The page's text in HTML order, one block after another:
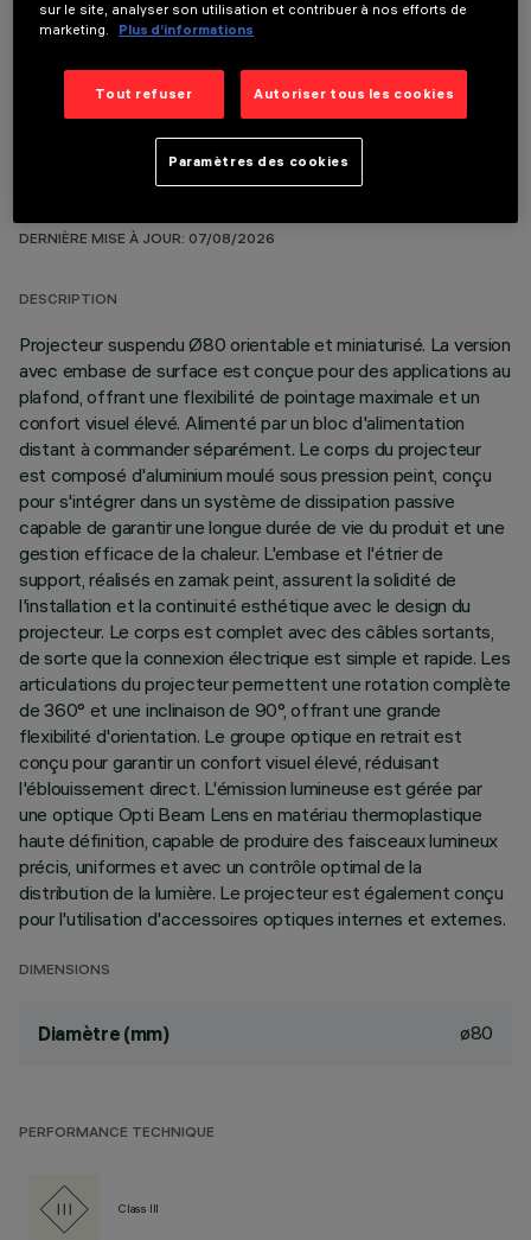
COMPOSANTS OPTIONNELS
DERNIÈRE MISE À JOUR: 07/08/2026
DESCRIPTION
Projecteur suspendu Ø80 orientable et miniaturisé. La version
avec embase de surface est conçue pour des applications au
plafond, offrant une flexibilité de pointage maximale et un
confort visuel élevé. Alimenté par un bloc d'alimentation
distant à commander séparément. Le corps du projecteur
est composé d'aluminium moulé sous pression peint, conçu
pour s'intégrer dans un système de dissipation passive
capable de garantir une longue durée de vie du produit et une
gestion efficace de la chaleur. L'embase et l'étrier de
support, réalisés en zamak peint, assurent la solidité de
l'installation et la continuité esthétique avec le design du
projecteur. Le corps est complet avec des câbles sortants,
de sorte que la connexion électrique est simple et rapide. Les
articulations du projecteur permettent une rotation complète
de 360° et une inclinaison de 90°, offrant une grande
flexibilité d'orientation. Le groupe optique en retrait est
conçu pour garantir un confort visuel élevé, réduisant
l'éblouissement direct. L'émission lumineuse est gérée par
une optique Opti Beam Lens en matériau thermoplastique
haute définition, capable de produire des faisceaux lumineux
précis, uniformes et avec un contrôle optimal de la
distribution de la lumière. Le projecteur est également conçu
pour l'utilisation d'accessoires optiques internes et externes.
DIMENSIONS
Diamètre (mm) ø80
PERFORMANCE TECHNIQUE
Class III
sur le site, analyser son utilisation et contribuer à nos efforts de
marketing.
Plus d’informations
Tout refuser Autoriser tous les cookies
Paramètres des cookies